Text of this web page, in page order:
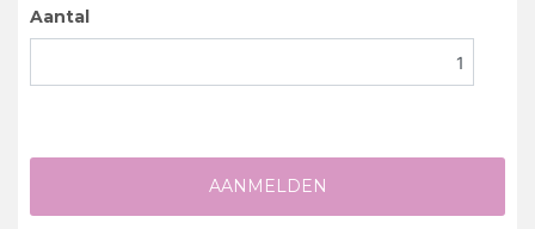
Aantal
AANMELDEN